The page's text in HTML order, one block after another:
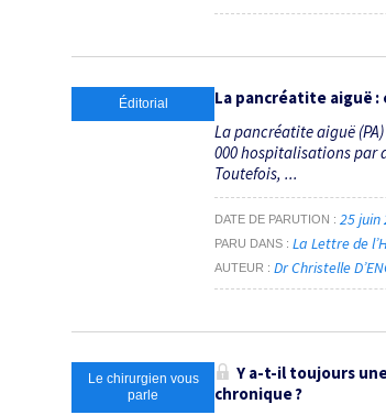
Éditorial
La pancréatite aiguë
La pancréatite aiguë
000 hospitalisations par
Toutefois, ...
DATE DE PARUTION 25 juin
PARU DANS La Lettre de
AUTEUR Dr Christelle
Le chirurgien vous
parle
Y a-t-il toujours
chronique ?